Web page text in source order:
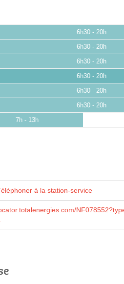
6h30 - 20h
6h30 - 20h
6h30 - 20h
6h30 - 20h
6h30 - 20h
6h30 - 20h
7h - 13h
à la station-service